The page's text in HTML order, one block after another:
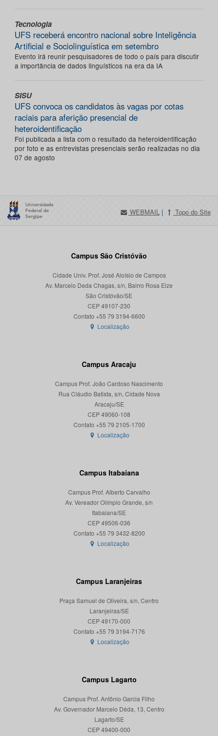
Tecnologia
UFS receberá encontro nacional sobre Inteligência
Artificial e Sociolinguística em setembro
Evento irá reunir pesquisadores de todo o país para discutir
a importância de dados linguísticos na era da IA
SISU
UFS convoca os candidatos às vagas por cotas
raciais para aferição presencial de
heteroidentificação
Foi publicada a lista com o resultado da heteroidentificação
por foto e as entrevistas presenciais serão realizadas no dia
07 de agosto
WEBMAIL | Topo do Site
Campus São Cristóvão
Cidade Univ. Prof. José Aloísio de Campos
Av. Marcelo Deda Chagas, s/n, Bairro Rosa Elze
São Cristóvão/SE
CEP 49107-230
Localização
Campus Aracaju
Campus Prof. João Cardoso Nascimento
Rua Cláudio Batista, s/n, Cidade Nova
Aracaju/SE
CEP 49060-108
Localização
Campus Itabaiana
Campus Prof. Alberto Carvalho
Av. Vereador Olímpio Grande, s/n
Itabaiana/SE
CEP 49506-036
Localização
Campus Laranjeiras
Praça Samuel de Oliveira, s/n, Centro
Laranjeiras/SE
CEP 49170-000
Localização
Campus Lagarto
Campus Prof. Antônio Garcia Filho
Av. Governador Marcelo Déda, 13, Centro
Lagarto/SE
CEP 49400-000